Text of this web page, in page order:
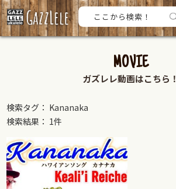
MOVIE
ガズレレ動画はこちら！
検索タグ： Kananaka
検索結果： 1件